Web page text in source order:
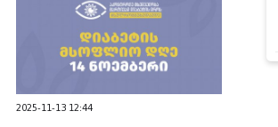
2025-11-13 12:44